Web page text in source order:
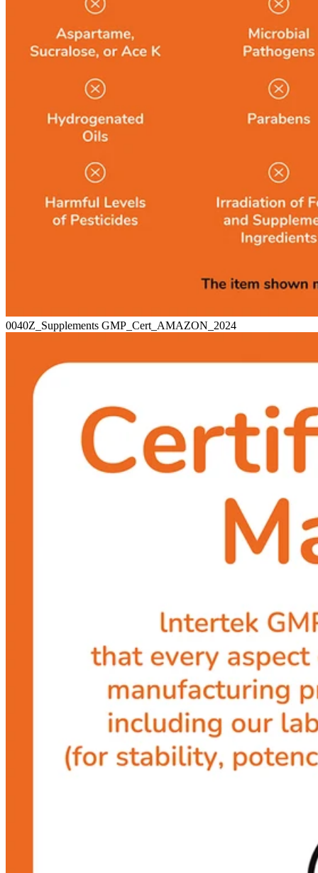
0040Z_Supplements GMP_Cert_AMAZON_2024